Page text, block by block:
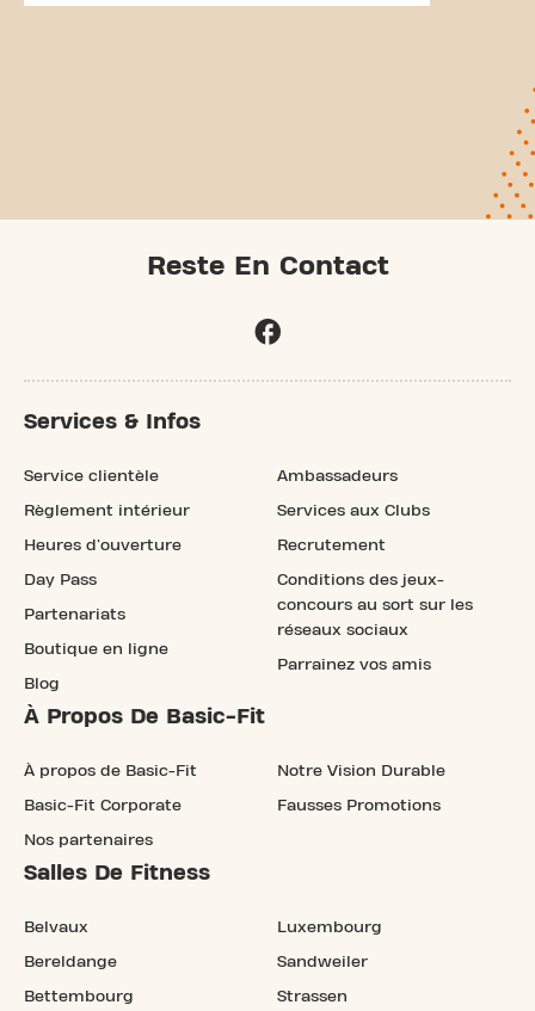
Reste En Contact
Services & Infos
Service clientèle
Règlement intérieur
Heures d'ouverture
Day Pass
Partenariats
Boutique en ligne
Blog
Ambassadeurs
Services aux Clubs
Recrutement
Conditions des jeux-
concours au sort sur les
réseaux sociaux
Parrainez vos amis
À Propos De Basic-Fit
À propos de Basic-Fit
Basic-Fit Corporate
Nos partenaires
Notre Vision Durable
Fausses Promotions
Salles De Fitness
Belvaux
Bereldange
Bettembourg
Luxembourg
Sandweiler
Strassen